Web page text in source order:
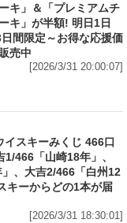
キ」＆「プレミアムチ
キ」が半額! 明日1日
間限定～お得な応援価
売中
[2026/3/31 20:00:07]
スキーみくじ 466口
466「山崎18年」、
、大吉2/466「白州12
キーからどの1本が届
[2026/3/31 18:30:01]